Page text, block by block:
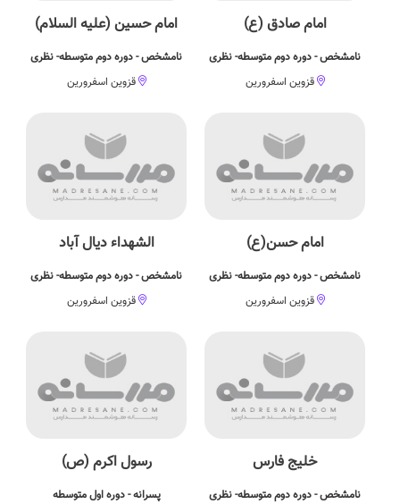
امام صادق (ع)
نامشخص - دوره دوم متوسطه- نظری
قزوین اسفرورین
امام حسین (علیه السلام)
نامشخص - دوره دوم متوسطه- نظری
قزوین اسفرورین
امام حسن(ع)
نامشخص - دوره دوم متوسطه- نظری
قزوین اسفرورین
الشهداء دیال آباد
نامشخص - دوره دوم متوسطه- نظری
قزوین اسفرورین
خلیج فارس
نامشخص - دوره دوم متوسطه- نظری
رسول اکرم (ص)
پسرانه - دوره اول متوسطه